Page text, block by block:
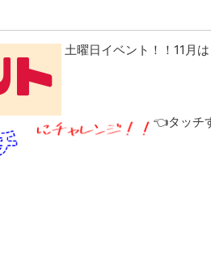
土曜日イベント！！11月は
👈タッチ